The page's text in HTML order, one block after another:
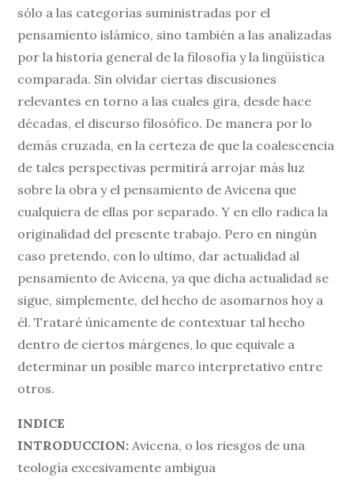
sólo a las categorías suministradas por el
pensamiento islámico, sino también a las analizadas
por la historia general de la filosofía y la lingüística
comparada. Sin olvidar ciertas discusiones
relevantes en torno a las cuales gira, desde hace
décadas, el discurso filosófico. De manera por lo
demás cruzada, en la certeza de que la coalescencia
de tales perspectivas permitirá arrojar más luz
sobre la obra y el pensamiento de Avicena que
cualquiera de ellas por separado. Y en ello radica la
originalidad del presente trabajo. Pero en ningún
caso pretendo, con lo ultimo, dar actualidad al
pensamiento de Avicena, ya que dicha actualidad se
sigue, simplemente, del hecho de asomarnos hoy a
él. Trataré únicamente de contextuar tal hecho
dentro de ciertos márgenes, lo que equivale a
determinar un posible marco interpretativo entre
otros.
INDICE
INTRODUCCION: Avicena, o los riesgos de una
teología excesivamente ambigua